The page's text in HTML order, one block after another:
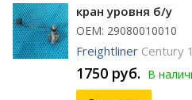
кран уровня б/у
ОЕМ: 29080010010
Freightliner Century
1750 руб. В